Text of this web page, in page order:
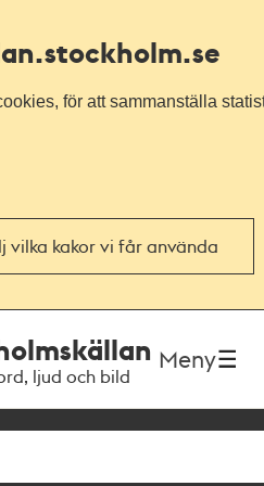
.stockholm.se
för att sammanställa
vilka kakor vi får använda
ljud och bild
Meny